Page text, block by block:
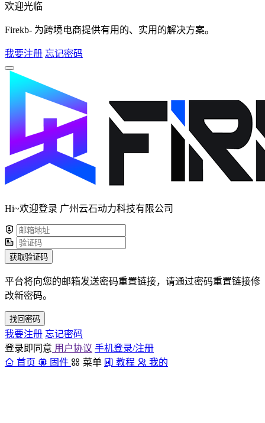
欢迎光临
Firekb- 为跨境电商提供有用的、实用的解决方案。
我要注册 忘记密码
Hi~欢迎登录 广州云石动力科技有限公司
获取验证码
平台将向您的邮箱发送密码重置链接，请通过密码重置链接修
改新密码。
找回密码
我要注册 忘记密码
登录即同意 用户协议 手机登录/注册
首页
固件 菜单 教程 我的